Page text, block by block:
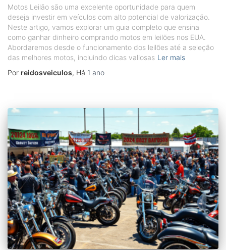
Motos Leilão são uma excelente oportunidade para quem
deseja investir em veículos com alto potencial de valorização.
Neste artigo, vamos explorar um guia completo que ensina
como ganhar dinheiro comprando motos em leilões nos EUA.
Abordaremos desde o funcionamento dos leilões até a seleção
das melhores motos, incluindo dicas valiosas Ler mais
Por reidosveiculos, Há 1 ano